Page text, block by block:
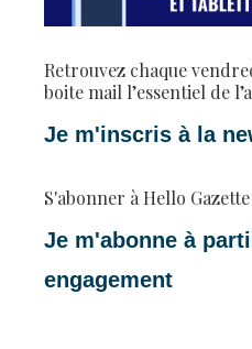
Retrouvez chaque
boite mail l’essentiel de
Je m'inscris à la
S'abonner à Hello
Je m'abonne à
engagement